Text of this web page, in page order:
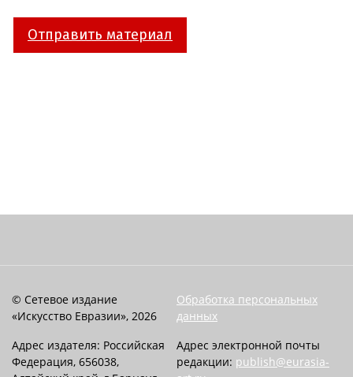
Отправить материал
© Сетевое издание
«Искусство Евразии», 2026
Адрес издателя: Российская
Федерация, 656038,
Обработка персональных
данных
Адрес электронной почты
редакции: publish@eurasia-